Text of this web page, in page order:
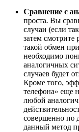
Сравнение с
проста. Вы
случаи (если
затем смотрите
такой обмен
необходимо
аналогичных
случаев будет
Кроме того,
телефона» еще
любой
совершенно по
данный метод